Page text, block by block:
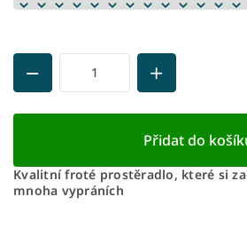
Přidat do
Kvalitní froté prostěradlo, které si
mnoha vypráních